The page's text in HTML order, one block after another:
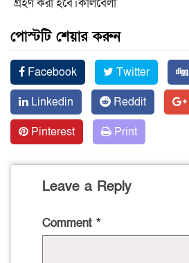
পোস্টটি শেয়ার করুন
Facebook Twitter
Linkedin
Reddit
Pinterest
Print
Leave a Reply
Comment *